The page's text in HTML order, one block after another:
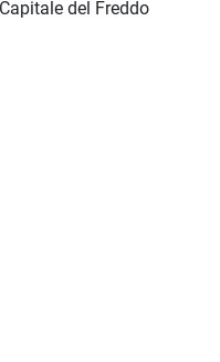
Capitale del Freddo